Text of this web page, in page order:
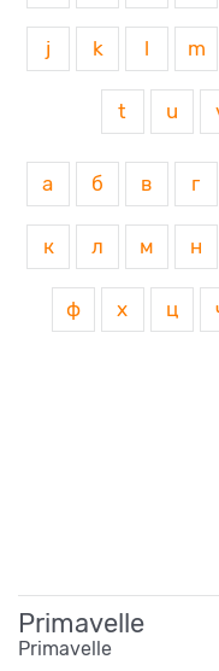
j k m
t u
а б в г
к л м н
ф х ц
Primavelle
Primavelle